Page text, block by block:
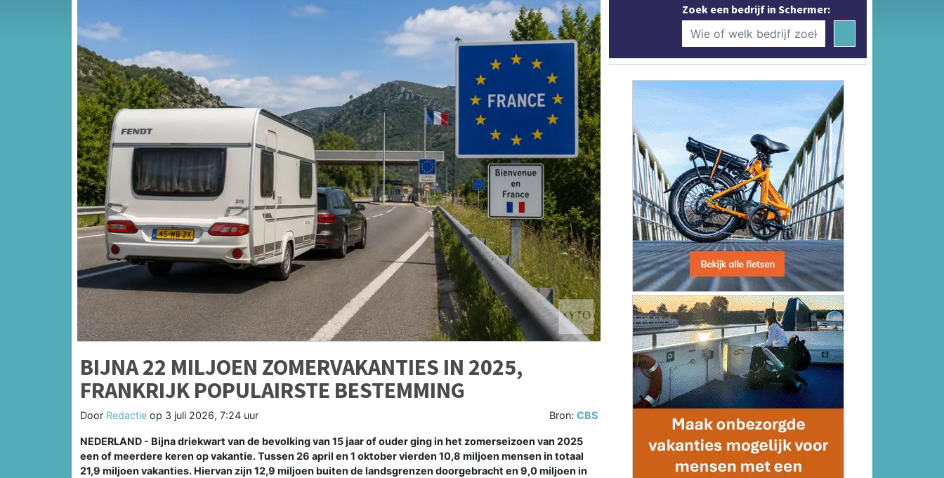
BIJNA 22 MILJOEN ZOMERVAKANTIES IN 2025,
FRANKRIJK POPULAIRSTE BESTEMMING
Door Redactie op 3 juli 2026, 7:24 uur Bron:CBS
NEDERLAND - Bijna driekwart van de bevolking van 15 jaar of ouder ging in het zomerseizoen van 2025
een of meerdere keren op vakantie. Tussen 26 april en 1 oktober vierden 10,8 miljoen mensen in totaal
21,9 miljoen vakanties. Hiervan zijn 12,9 miljoen buiten de landsgrenzen doorgebracht en 9,0 miljoen in
Zoek een bedrijf in Schermer: